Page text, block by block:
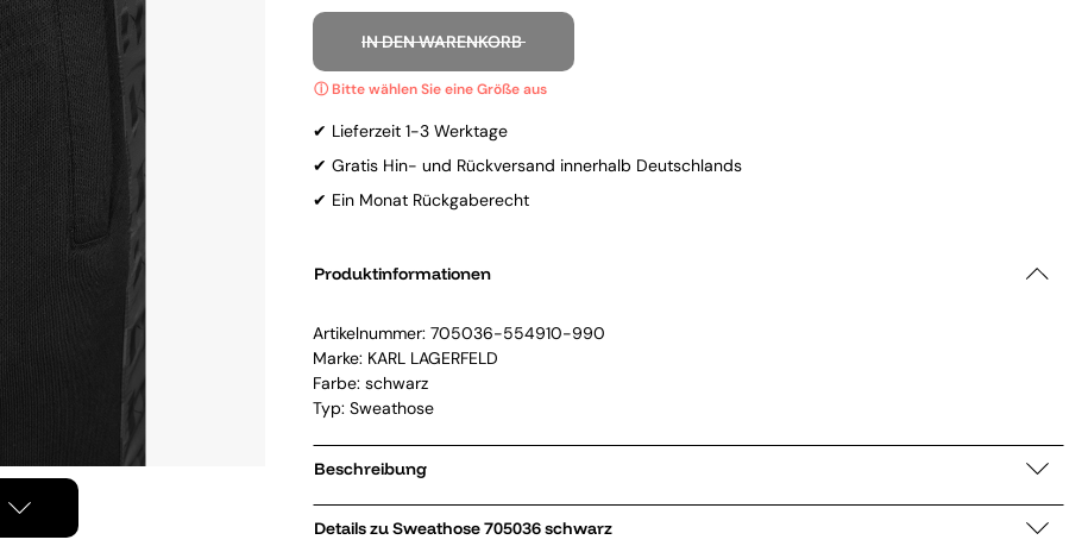
IN DEN WARENKORB
✔ Lieferzeit 1-3 Werktage
✔ Gratis Hin- und Rückversand innerhalb Deutschlands
✔ Ein Monat Rückgaberecht
Produktinformationen
Artikelnummer: 705036-554910-990
Marke: KARL LAGERFELD
Farbe: schwarz
Typ: Sweathose
Beschreibung
Details zu Sweathose 705036 schwarz